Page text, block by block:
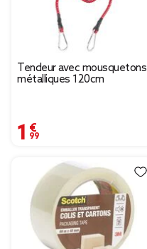
Tendeur avec mousquetons
métalliques 120cm
1,99 €